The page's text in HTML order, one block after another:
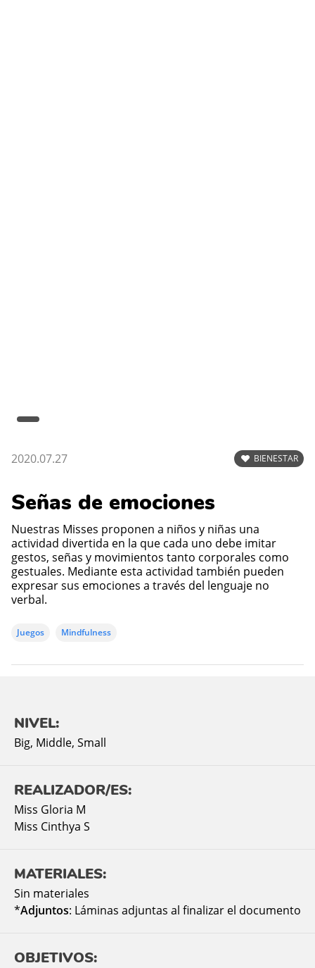
2020.07.27 BIENESTAR
Señas de emociones
Nuestras Misses proponen a niños y niñas una
actividad divertida en la que cada uno debe imitar
gestos, señas y movimientos tanto corporales como
gestuales. Mediante esta actividad también pueden
expresar sus emociones a través del lenguaje no
verbal.
Juegos Mindfulness
NIVEL:
Big, Middle, Small
REALIZADOR/ES:
Miss Gloria M
Miss Cinthya S
MATERIALES:
Sin materiales
*Adjuntos: Láminas adjuntas al finalizar el documento
OBJETIVOS: